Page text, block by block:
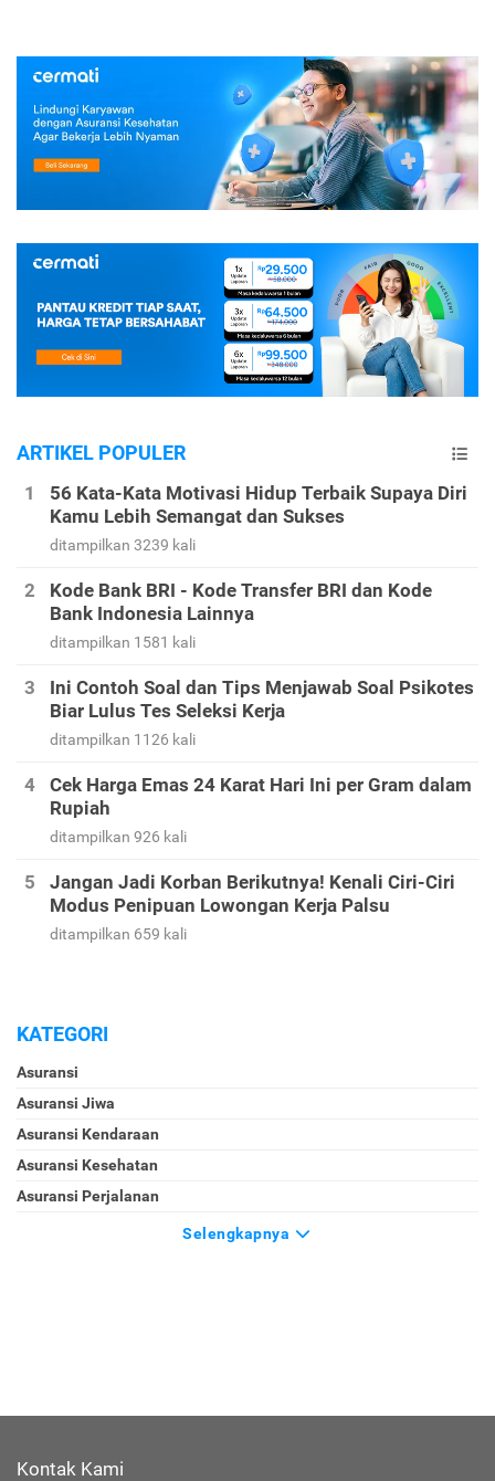
ARTIKEL POPULER
56 Kata-Kata Motivasi Hidup Terbaik Supaya Diri
Kamu Lebih Semangat dan Sukses
ditampilkan 3239 kali
Kode Bank BRI - Kode Transfer BRI dan Kode
Bank Indonesia Lainnya
ditampilkan 1581 kali
Ini Contoh Soal dan Tips Menjawab Soal Psikotes
Biar Lulus Tes Seleksi Kerja
ditampilkan 1126 kali
Cek Harga Emas 24 Karat Hari Ini per Gram dalam
Rupiah
ditampilkan 926 kali
Jangan Jadi Korban Berikutnya! Kenali Ciri-Ciri
Modus Penipuan Lowongan Kerja Palsu
ditampilkan 659 kali
KATEGORI
Asuransi
Asuransi Jiwa
Asuransi Kendaraan
Asuransi Kesehatan
Asuransi Perjalanan
Selengkapnya
Kontak Kami